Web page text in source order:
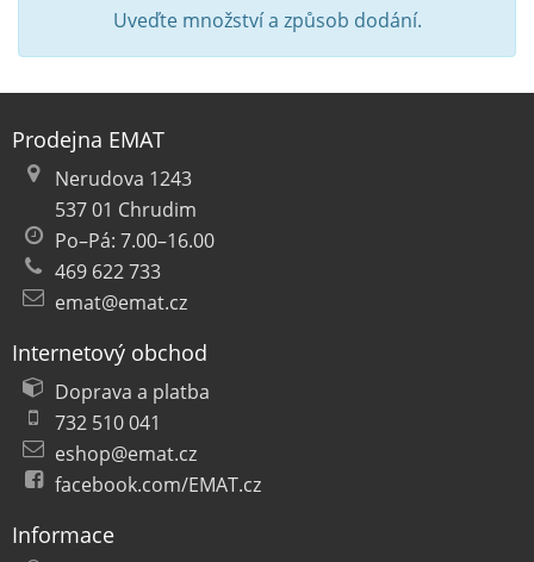
Uveďte množství a způsob dodání.
Prodejna EMAT
Nerudova 1243
537 01 Chrudim
Po–Pá: 7.00–16.00
469 622 733
emat@emat.cz
Internetový obchod
Doprava a platba
732 510 041
eshop@emat.cz
facebook.com/EMAT.cz
Informace